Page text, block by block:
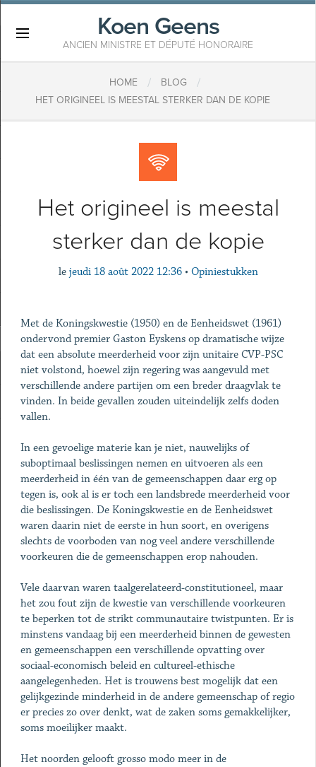
Koen Geens
ANCIEN MINISTRE ET DÉPUTÉ HONORAIRE
HOME / BLOG /
HET ORIGINEEL IS MEESTAL STERKER DAN DE KOPIE
Het origineel is meestal
sterker dan de kopie
le jeudi 18 août 2022 12:36 • Opiniestukken
Met de Koningskwestie (1950) en de Eenheidswet (1961)
ondervond premier Gaston Eyskens op dramatische wijze
dat een absolute meerderheid voor zijn unitaire CVP-PSC
niet volstond, hoewel zijn regering was aangevuld met
verschillende andere partijen om een breder draagvlak te
vinden. In beide gevallen zouden uiteindelijk zelfs doden
vallen.
In een gevoelige materie kan je niet, nauwelijks of
suboptimaal beslissingen nemen en uitvoeren als een
meerderheid in één van de gemeenschappen daar erg op
tegen is, ook al is er toch een landsbrede meerderheid voor
die beslissingen. De Koningskwestie en de Eenheidswet
waren daarin niet de eerste in hun soort, en overigens
slechts de voorboden van nog veel andere verschillende
voorkeuren die de gemeenschappen erop nahouden.
Vele daarvan waren taalgerelateerd-constitutioneel, maar
het zou fout zijn de kwestie van verschillende voorkeuren
te beperken tot de strikt communautaire twistpunten. Er is
minstens vandaag bij een meerderheid binnen de gewesten
en gemeenschappen een verschillende opvatting over
sociaal-economisch beleid en cultureel-ethische
aangelegenheden. Het is trouwens best mogelijk dat een
gelijkgezinde minderheid in de andere gemeenschap of regio
er precies zo over denkt, wat de zaken soms gemakkelijker,
soms moeilijker maakt.
Het noorden gelooft grosso modo meer in de